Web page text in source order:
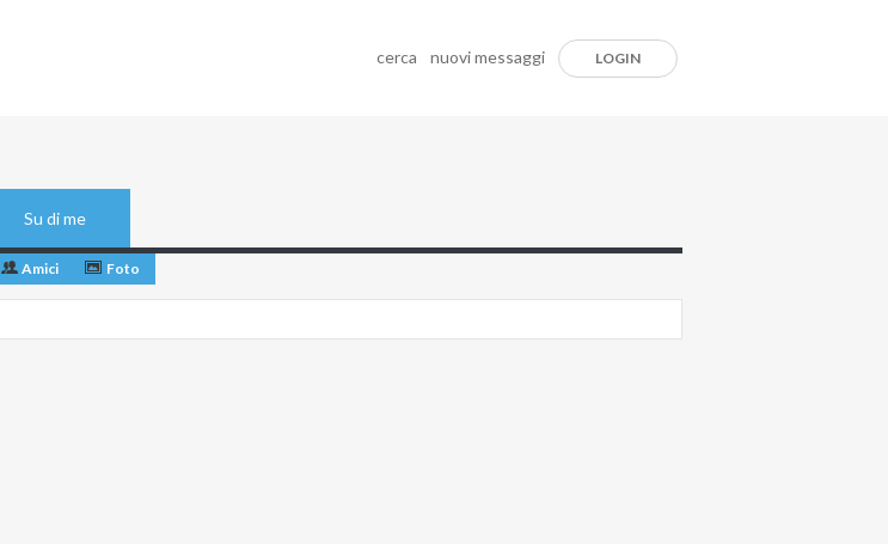
cerca nuovi messaggi LOGIN
Su di me
Amici Foto